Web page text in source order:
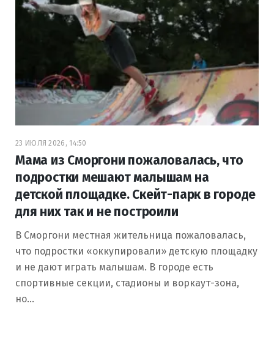
23 ИЮЛЯ 2026, 14:50
Мама из Сморгони пожаловалась, что
подростки мешают малышам на
детской площадке. Скейт-парк в городе
для них так и не построили
В Сморгони местная жительница пожаловалась,
что подростки «оккупировали» детскую площадку
и не дают играть малышам. В городе есть
спортивные секции, стадионы и воркаут-зона,
но…